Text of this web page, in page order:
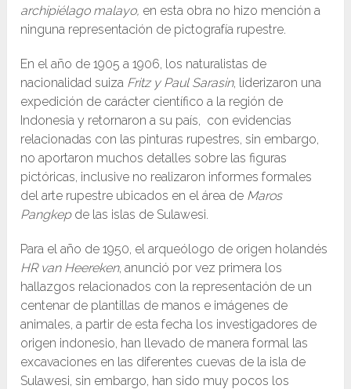
archipiélago malayo, en esta obra no hizo mención a
ninguna representación de pictografía rupestre.
En el año de 1905 a 1906, los naturalistas de
nacionalidad suiza Fritz y Paul Sarasin, liderizaron una
expedición de carácter científico a la región de
Indonesia y retornaron a su país, con evidencias
relacionadas con las pinturas rupestres, sin embargo,
no aportaron muchos detalles sobre las figuras
pictóricas, inclusive no realizaron informes formales
del arte rupestre ubicados en el área de Maros
Pangkepde las islas de Sulawesi.
Para el año de 1950, el arqueólogo de origen holandés
HR van Heereken, anunció por vez primera los
hallazgos relacionados con la representación de un
centenar de plantillas de manos e imágenes de
animales, a partir de esta fecha los investigadores de
origen indonesio, han llevado de manera formal las
excavaciones en las diferentes cuevas de la isla de
Sulawesi, sin embargo, han sido muy pocos los